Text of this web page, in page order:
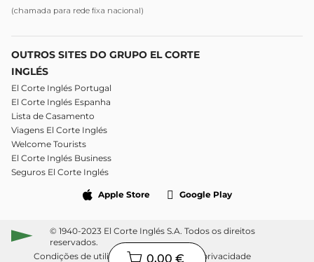
(chamada para rede fixa nacional)
OUTROS SITES DO GRUPO EL CORTE
INGLÉS
El Corte Inglés Portugal
El Corte Inglés Espanha
Lista de Casamento
Viagens El Corte Inglés
Welcome Tourists
El Corte Inglés Business
Seguros El Corte Inglés
Apple Store Google Play
© 1940-2023 El Corte Inglés S.A. Todos os direitos
reservados.
Condições de utilização
Política de privacidade
0,00 €